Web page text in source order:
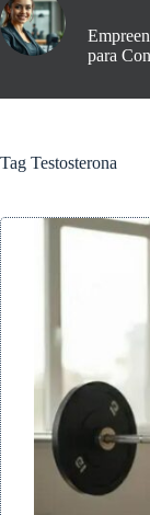
para
Tag Testosterona